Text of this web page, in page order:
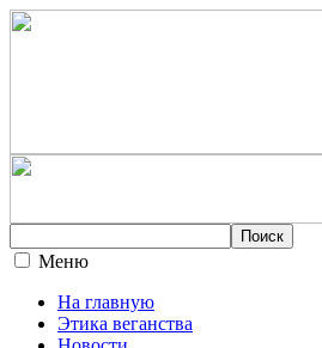
Меню
На главную
Этика веганства